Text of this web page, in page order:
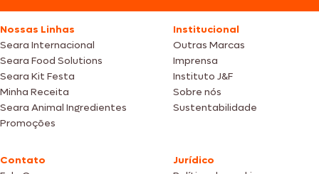
Nossas Linhas
Seara Internacional
Seara Food Solutions
Seara Kit Festa
Minha Receita
Seara Animal Ingredientes
Promoções
Institucional
Outras Marcas
Imprensa
Instituto J&F
Sobre nós
Sustentabilidade
Contato
Jurídico